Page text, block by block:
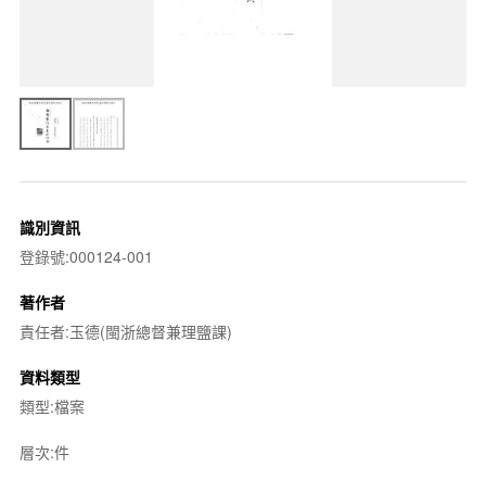
識別資訊
登錄號:000124-001
著作者
責任者:玉德(閩浙總督兼理鹽課)
資料類型
類型:檔案
層次:件